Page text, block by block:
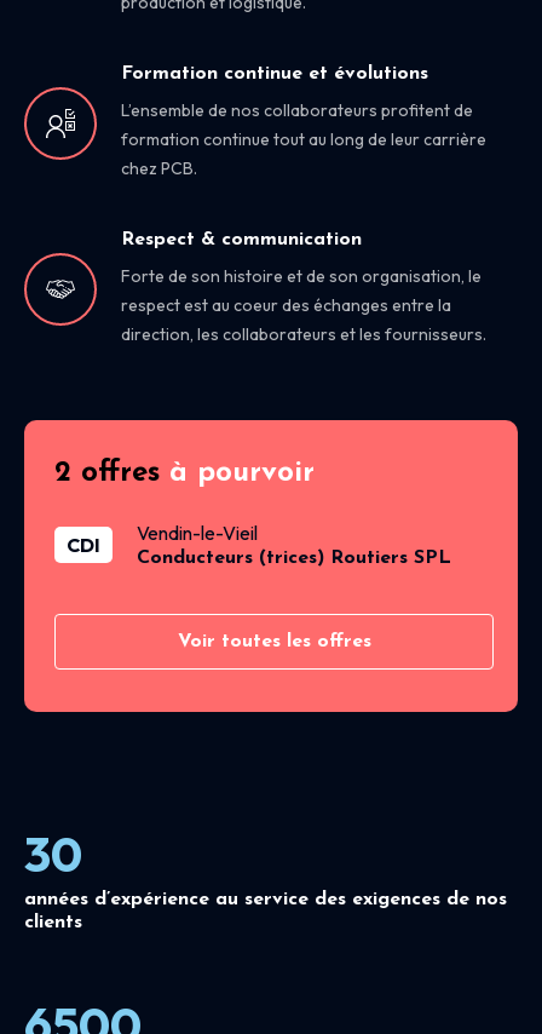
Formation continue et évolutions
L’ensemble de nos collaborateurs profitent de
formation continue tout au long de leur carrière
chez PCB.
Respect & communication
Forte de son histoire et de son organisation, le
respect est au coeur des échanges entre la
direction, les collaborateurs et les fournisseurs.
2 offres à pourvoir
CDI Vendin-le-Vieil
Conducteurs (trices) Routiers SPL
Voir toutes les offres
30
années d’expérience au service des exigences de nos
clients